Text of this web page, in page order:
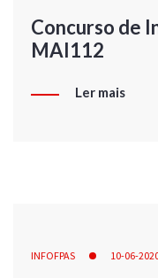
Concurso de
MAI112
Ler mais
INFOFPAS 10-06-